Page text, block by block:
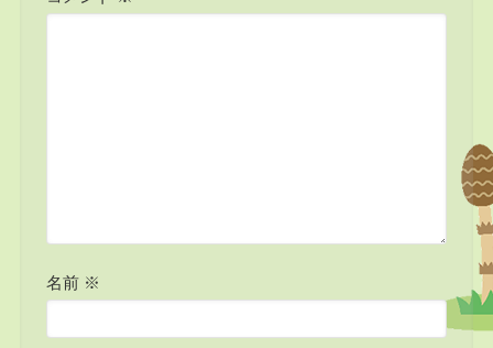
名前 ※